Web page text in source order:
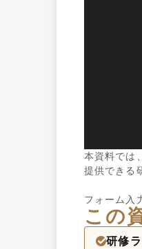
本資料では
提供できる
フォーム入
この
研修